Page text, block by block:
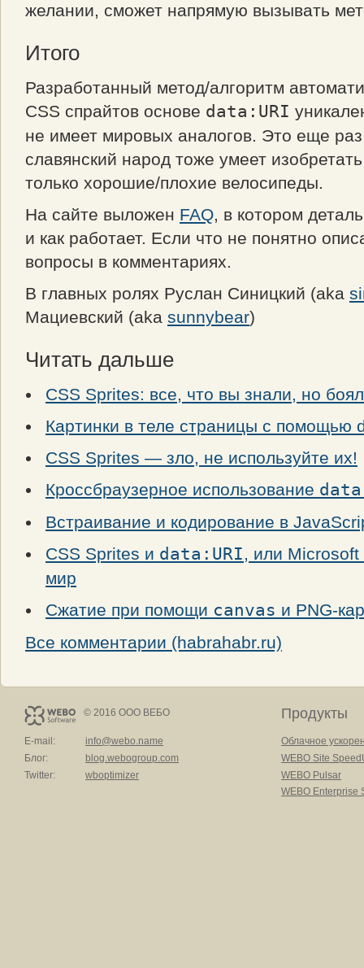
желании, сможет напрямую вызывать
Итого
Разработанный метод/алгоритм
CSS спрайтов основе data:URI
не имеет мировых аналогов. Это еще раз
славянский народ тоже умеет
только хорошие/плохие велосипеды.
На сайте выложен FAQ, в котором
и как работает. Если что не понятно
вопросы в комментариях.
В главных ролях Руслан Синицкий (aka
Мациевский (aka sunnybear)
Читать дальше
CSS Sprites: все, что вы знали, но
Картинки в теле страницы с помощью
CSS Sprites — зло, не используйте их!
Кроссбраузерное использование
Встраивание и кодирование в
CSS Sprites и data:URI, или Microsoft
мир
Сжатие при помощи canvas и PNG-
Все комментарии (habrahabr.ru)
© 2016 ООО ВЕБО
E-mail:
info@webo.name
Блог:
blog.webogroup.com
Twitter:
wboptimizer
Продукты
Облачное
WEBO Site
WEBO Pulsar
WEBO Enterprise